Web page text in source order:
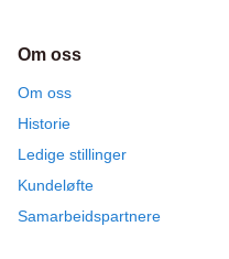
Om oss
Om oss
Historie
Ledige stillinger
Kundeløfte
Samarbeidspartnere